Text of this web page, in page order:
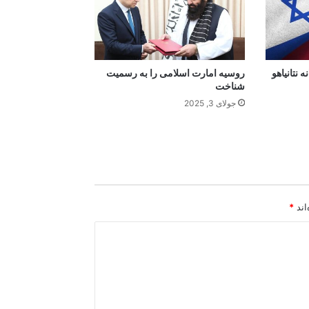
روسیه امارت اسلامی را به رسمیت
شناخت
جولای 3, 2025
*